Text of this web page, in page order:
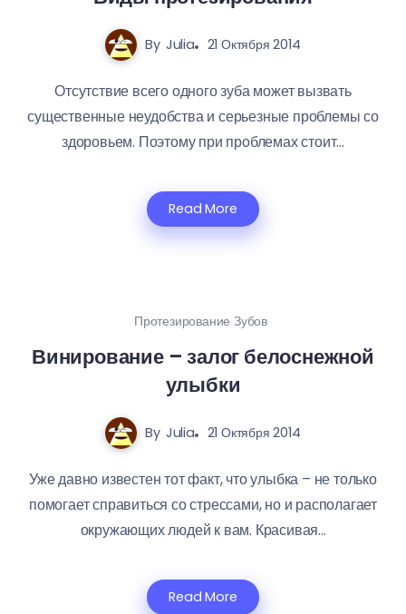
By Julia 21 Октября 2014
Отсутствие всего одного зуба может вызвать
существенные неудобства и серьезные проблемы со
здоровьем. Поэтому при проблемах стоит...
Read More
Протезирование Зубов
Винирование – залог белоснежной
улыбки
By Julia 21 Октября 2014
Уже давно известен тот факт, что улыбка – не только
помогает справиться со стрессами, но и располагает
окружающих людей к вам. Красивая...
Read More